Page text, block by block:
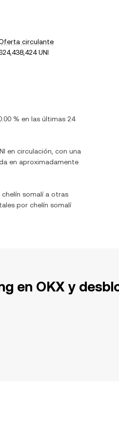
circulante
UNI
% en las últimas 24
en circulación, con una
en aproximadamente
chelín somalía otras
por chelín somalí
en OKX y